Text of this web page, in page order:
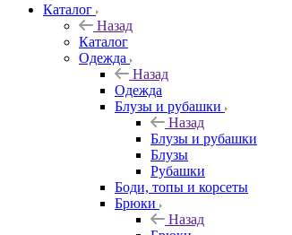
Каталог
Назад
Каталог
Одежда
Назад
Одежда
Блузы и рубашки
Назад
Блузы и рубашки
Блузы
Рубашки
Боди, топы и корсеты
Брюки
Назад